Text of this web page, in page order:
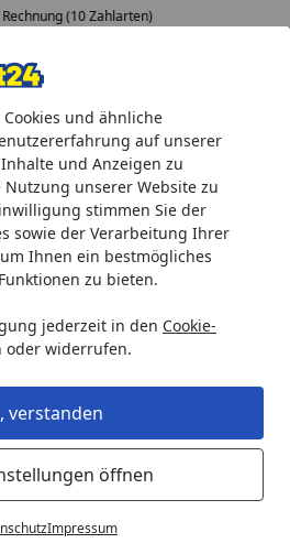
und ähnliche
auf unserer
und Anzeigen zu
unserer Website zu
stimmen Sie der
sowie der Verarbeitung Ihrer
Ihnen ein bestmögliches
zu bieten.
jederzeit in den Cookie-
oder widerrufen.
verstanden
öffnen
Impressum
(10 Zahlarten)
Solarpumpen
Teichpumpen-Set
00)